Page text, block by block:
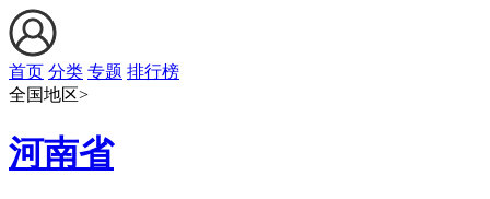
首页 分类 专题 排行榜
全国地区>
河南省